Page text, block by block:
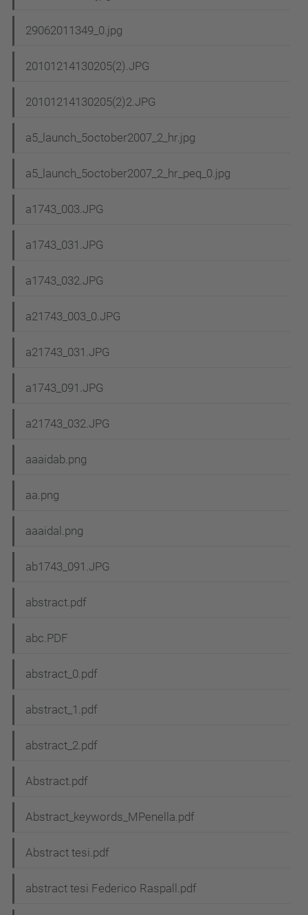
29062011349_0.jpg
20101214130205(2).JPG
20101214130205(2)2.JPG
a5_launch_5october2007_2_hr.jpg
a5_launch_5october2007_2_hr_peq_0.jpg
a1743_003.JPG
a1743_031.JPG
a1743_032.JPG
a21743_003_0.JPG
a21743_031.JPG
a1743_091.JPG
a21743_032.JPG
aaaidab.png
aa.png
aaaidal.png
ab1743_091.JPG
abstract.pdf
abc.PDF
abstract_0.pdf
abstract_1.pdf
abstract_2.pdf
Abstract.pdf
Abstract_keywords_MPenella.pdf
Abstract tesi.pdf
abstract tesi Federico Raspall.pdf